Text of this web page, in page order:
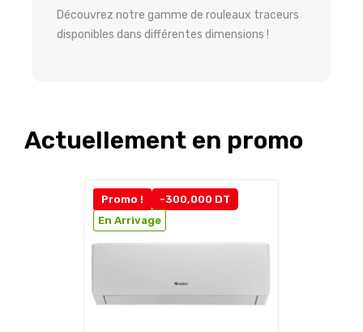
Découvrez notre gamme de rouleaux traceurs
disponibles dans différentes dimensions !
Actuellement en promo
Promo !
-300,000 DT
En Arrivage